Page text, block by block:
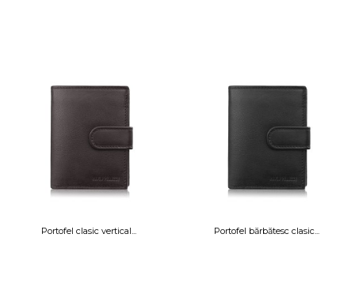
Portofel clasic vertical... Portofel bărbătesc clasic...